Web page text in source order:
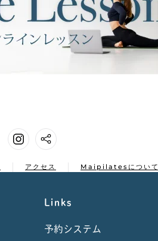
アクセス Maipilatesについて
Links
予約システム